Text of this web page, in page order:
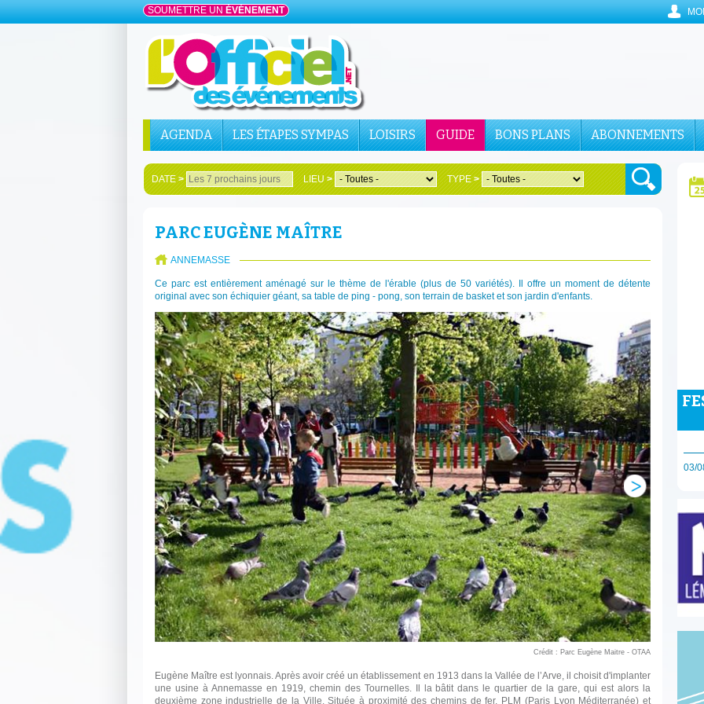
SOUMETTRE UN ÉVÉNEMENT
AGENDA LES ÉTAPES SYMPAS LOISIRS GUIDE BONS PLANS ABONNEMENTS
DATE> LIEU> TYPE>
PARC EUGÈNE MAÎTRE
ANNEMASSE
Ce parc est entièrement aménagé sur le thème de l'érable (plus de 50 variétés). Il offre un moment de détente
original avec son échiquier géant, sa table de ping - pong, son terrain de basket et son jardin d'enfants.
Crédit : Parc Eugène Maitre - OTAA
Eugène Maître est lyonnais. Après avoir créé un établissement en 1913 dans la Vallée de l’Arve, il choisit d'implanter
une usine à Annemasse en 1919, chemin des Tournelles. Il la bâtit dans le quartier de la gare, qui est alors la
deuxième zone industrielle de la Ville. Située à proximité des chemins de fer, PLM (Paris Lyon Méditerranée) et
03/